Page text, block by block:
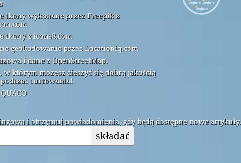
ikony wykonane przez Freepik z
ikony z icons8.com
geokodowanie przez Locationiq.com
i dane z OpenStreetMap.
w którym możesz cieszyć się dobrą jakością
surfowania!
i otrzymuj powiadomienia, gdy będą dostępne nowe artykuły.
składać